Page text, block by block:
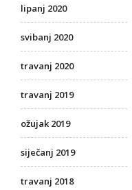
lipanj 2020
svibanj 2020
travanj 2020
travanj 2019
ožujak 2019
siječanj 2019
travanj 2018